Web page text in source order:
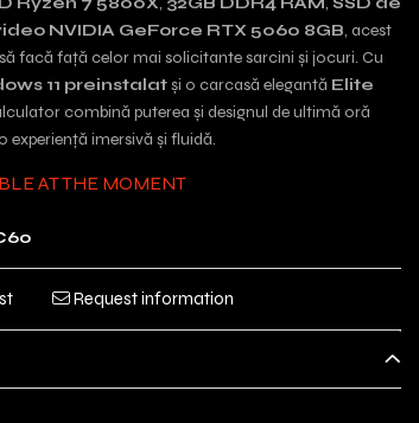
NVIDIA GeForce RTX 5060 8GB, acest
facă față celor mai solicitante sarcini și jocuri. Cu
11 preinstalatși o carcasă elegantă Elite
combină puterea și designul de ultimă oră
experiență imersivă și fluidă.
AT THE MOMENT
Request information